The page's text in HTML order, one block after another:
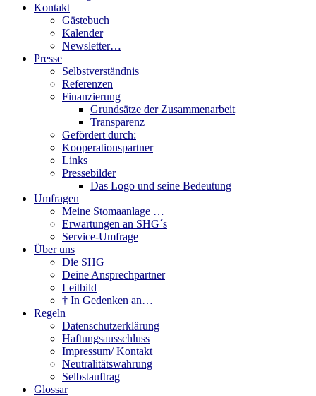
Kontakt
Gästebuch
Kalender
Newsletter…
Presse
Selbstverständnis
Referenzen
Finanzierung
Grundsätze der Zusammenarbeit
Transparenz
Gefördert durch:
Kooperationspartner
Links
Pressebilder
Das Logo und seine Bedeutung
Umfragen
Meine Stomaanlage …
Erwartungen an SHG´s
Service-Umfrage
Über uns
Die SHG
Deine Ansprechpartner
Leitbild
† In Gedenken an…
Regeln
Datenschutzerklärung
Haftungsausschluss
Impressum/ Kontakt
Neutralitätswahrung
Selbstauftrag
Glossar